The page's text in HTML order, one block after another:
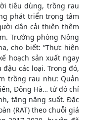
tiêu dùng, trồng rau
phát triển trọng tâm
dân cải thiện thêm
Trưởng phòng Nông
cho biết: “Thực hiện
hoạch sản xuất ngay
các loại. Trong đó,
trồng rau như: Quản
Đông Hà… từ đó chỉ
tăng năng suất. Đặc
(RAT) theo chuỗi giá